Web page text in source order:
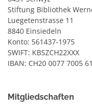
Stiftung Bibliothek
Luegetenstrasse 11
8840 Einsiedeln
Konto: 561437-1975
SWIFT: KBSZCH22XXX
IBAN: CH20 0077 7005
Mitgliedschaften